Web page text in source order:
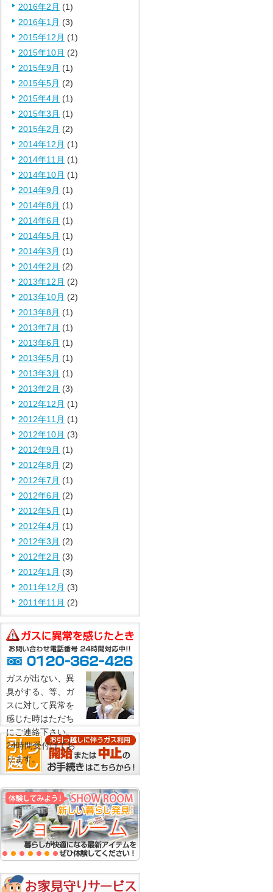
2016年2月 (1)
2016年1月 (3)
2015年12月 (1)
2015年10月 (2)
2015年9月 (1)
2015年5月 (2)
2015年4月 (1)
2015年3月 (1)
2015年2月 (2)
2014年12月 (1)
2014年11月 (1)
2014年10月 (1)
2014年9月 (1)
2014年8月 (1)
2014年6月 (1)
2014年5月 (1)
2014年3月 (1)
2014年2月 (2)
2013年12月 (2)
2013年10月 (2)
2013年8月 (1)
2013年7月 (1)
2013年6月 (1)
2013年5月 (1)
2013年3月 (1)
2013年2月 (3)
2012年12月 (1)
2012年11月 (1)
2012年10月 (3)
2012年9月 (1)
2012年8月 (2)
2012年7月 (1)
2012年6月 (2)
2012年5月 (1)
2012年4月 (1)
2012年3月 (2)
2012年2月 (3)
2012年1月 (3)
2011年12月 (3)
2011年11月 (2)
ガスが出ない、異
臭がする、等、ガ
スに対して異常を
感じた時はただち
にご連絡下さい。
24時間受付けてお
ります。